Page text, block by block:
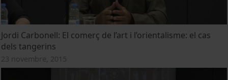
Jordi Carbonell: El comerç de l’art i l’orientalisme: el cas
dels tangerins
23 novembre, 2015